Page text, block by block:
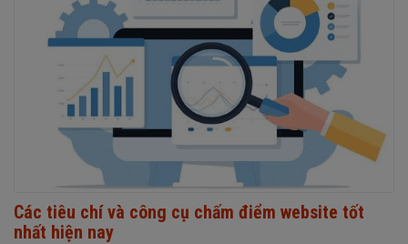
Các tiêu chí và công cụ chấm điểm website tốt
nhất hiện nay